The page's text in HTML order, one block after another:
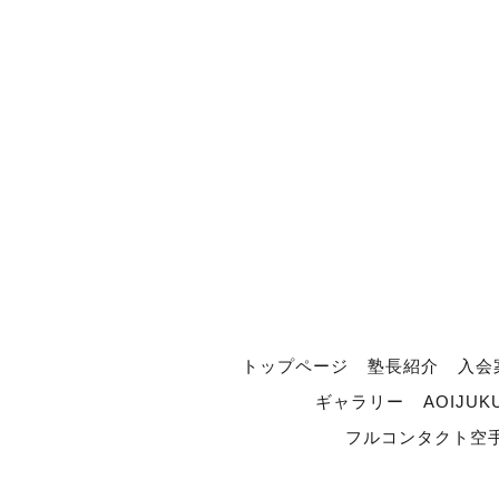
トップページ 塾長紹介
入
ギャラリー
フルコンタクト空